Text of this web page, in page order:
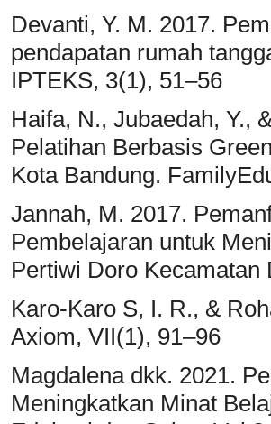
Devanti, Y. M. 2017.
pendapatan rumah
IPTEKS, 3(1), 51–56
Haifa, N., Jubaedah, Y.,
Pelatihan Berbasis
Kota Bandung.
Jannah, M. 2017.
Pembelajaran untuk
Pertiwi Doro Kecamatan
Karo-Karo S, I. R., &
Axiom, VII(1), 91–96
Magdalena dkk. 2021.
Meningkatkan Minat